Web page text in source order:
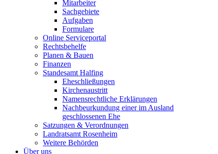
Mitarbeiter
Sachgebiete
Aufgaben
Formulare
Online Serviceportal
Rechtsbehelfe
Planen & Bauen
Finanzen
Standesamt Halfing
Eheschließungen
Kirchenaustritt
Namensrechtliche Erklärungen
Nachbeurkundung einer im Ausland
geschlossenen Ehe
Satzungen & Verordnungen
Landratsamt Rosenheim
Weitere Behörden
Über uns